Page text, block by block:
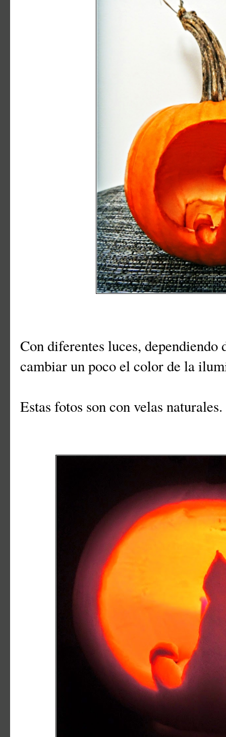
Con diferentes luces, dependiendo
cambiar un poco el color de la
Estas fotos son con velas naturales.